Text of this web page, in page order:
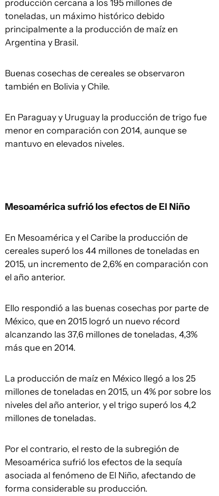
producción cercana a los 195 millones de
toneladas, un máximo histórico debido
principalmente a la producción de maíz en
Argentina y Brasil.
Buenas cosechas de cereales se observaron
también en Bolivia y Chile.
En Paraguay y Uruguay la producción de trigo fue
menor en comparación con 2014, aunque se
mantuvo en elevados niveles.
Mesoamérica sufrió los efectos de El Niño
En Mesoamérica y el Caribe la producción de
cereales superó los 44 millones de toneladas en
2015, un incremento de 2,6% en comparación con
el año anterior.
Ello respondió a las buenas cosechas por parte de
México, que en 2015 logró un nuevo récord
alcanzando las 37,6 millones de toneladas, 4,3%
más que en 2014.
La producción de maíz en México llegó a los 25
millones de toneladas en 2015, un 4% por sobre los
niveles del año anterior, y el trigo superó los 4,2
millones de toneladas.
Por el contrario, el resto de la subregión de
Mesoamérica sufrió los efectos de la sequía
asociada al fenómeno de El Niño, afectando de
forma considerable su producción.